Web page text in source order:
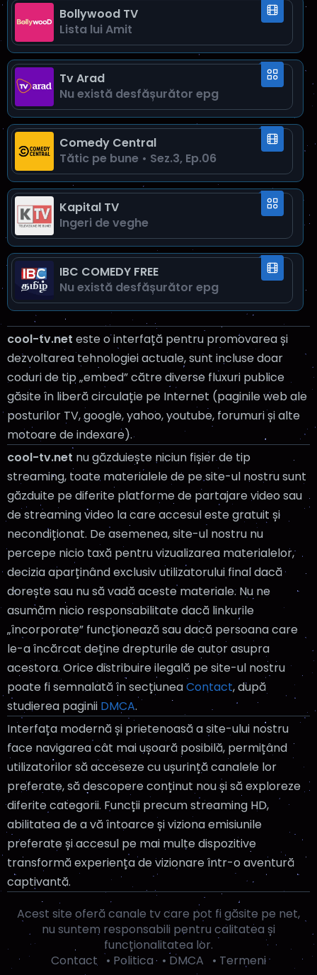
Bollywood TV
Lista lui Amit
Tv Arad
Nu există desfăşurător epg
Comedy Central
Tătic pe bune • Sez.3, Ep.06
Kapital TV
Ingeri de veghe
IBC COMEDY FREE
Nu există desfăşurător epg
cool-tv.net este o interfață pentru promovarea și
dezvoltarea tehnologiei actuale, sunt incluse doar
coduri de tip „embed” către diverse fluxuri publice
găsite în liberă circulație pe Internet (paginile web ale
posturilor TV, google, yahoo, youtube, forumuri și alte
motoare de indexare).
cool-tv.net nu găzduiește niciun fișier de tip
streaming, toate materialele de pe site-ul nostru sunt
găzduite pe diferite platforme de partajare video sau
de streaming video la care accesul este gratuit și
necondiționat. De asemenea, site-ul nostru nu
percepe nicio taxă pentru vizualizarea materialelor,
decizia aparținând exclusiv utilizatorului final dacă
dorește sau nu să vadă aceste materiale. Nu ne
asumăm nicio responsabilitate dacă linkurile
„încorporate” funcționează sau dacă persoana care
le-a încărcat deține drepturile de autor asupra
acestora. Orice distribuire ilegală pe site-ul nostru
poate fi semnalată în secțiuneaContact, după
studierea paginii DMCA.
Interfața modernă și prietenoasă a site-ului nostru
face navigarea cât mai ușoară posibilă, permițând
utilizatorilor să acceseze cu ușurință canalele lor
preferate, să descopere conținut nou și să exploreze
diferite categorii. Funcții precum streaming HD,
abilitatea de a vă întoarce și viziona emisiunile
preferate și accesul pe mai multe dispozitive
transformă experiența de vizionare într-o aventură
captivantă.
Acest site oferă canale tv care pot fi găsite pe net,
nu suntem responsabili pentru calitatea și
funcționalitatea lor.
Contact • Politica • DMCA • Termeni